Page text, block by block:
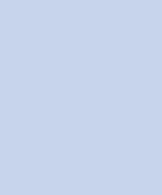
LED